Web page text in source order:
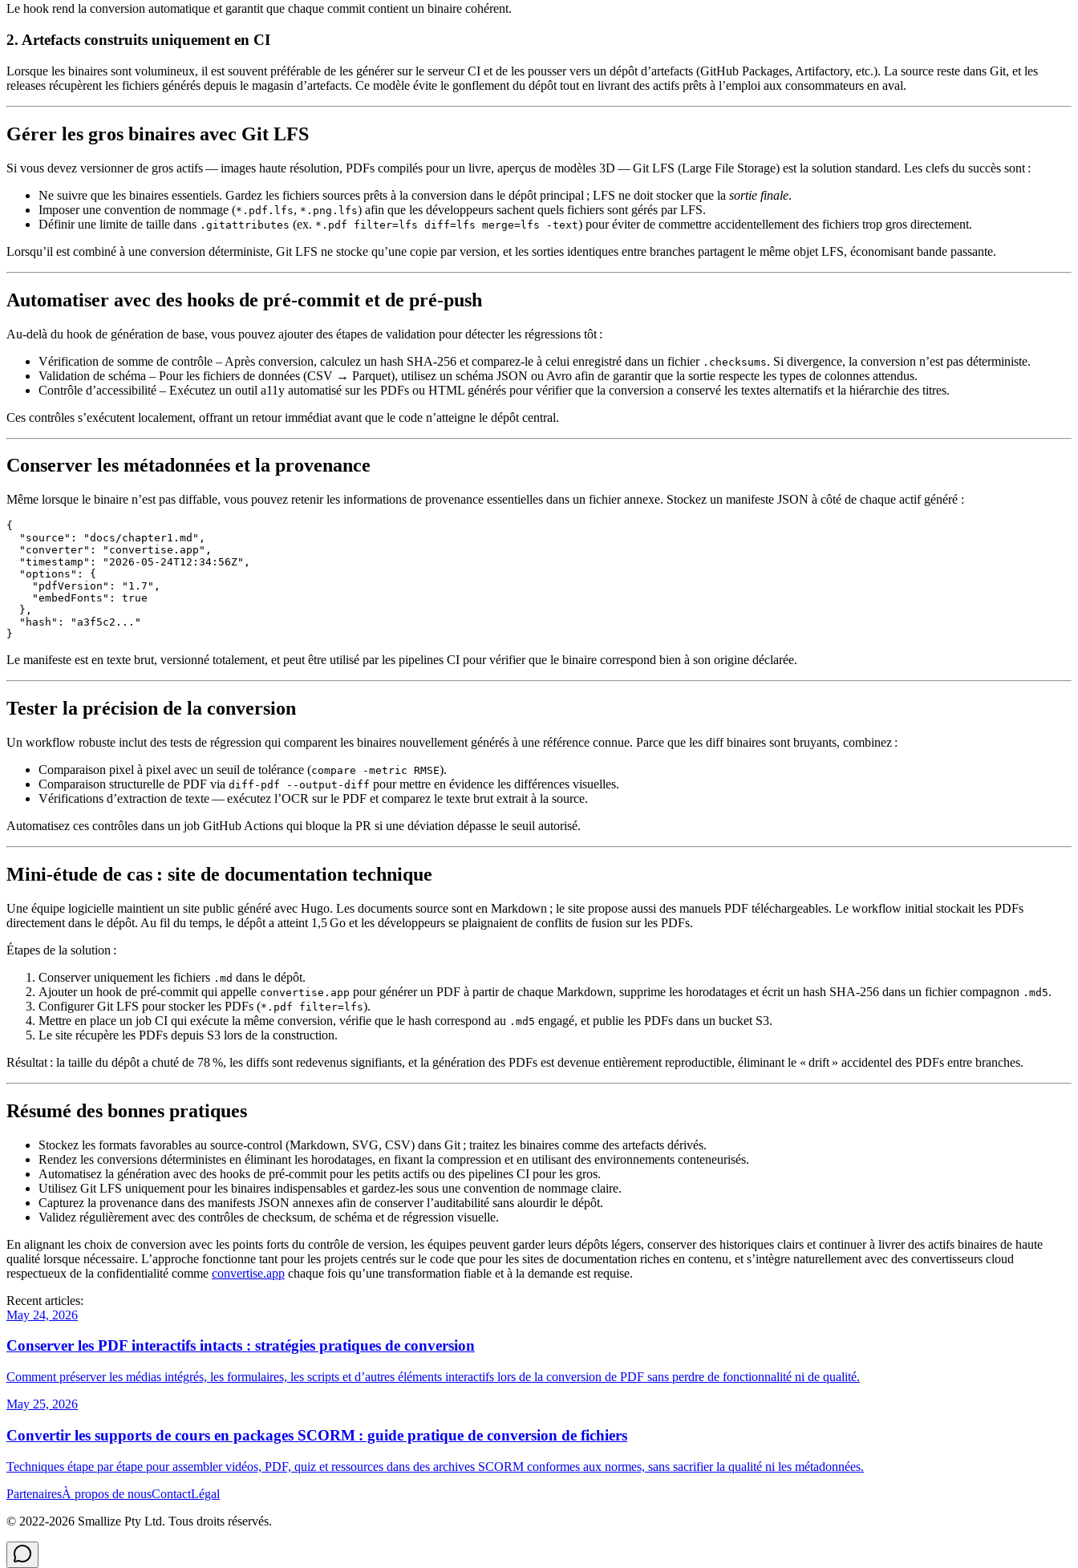
Le hook rend la conversion automatique et garantit que chaque commit contient un binaire cohérent.
2. Artefacts construits uniquement en CI
Lorsque les binaires sont volumineux, il est souvent préférable de les générer sur le serveur CI et de les pousser vers un dépôt d’artefacts (GitHub Packages, Artifactory, etc.). La source reste dans Git, et les
releases récupèrent les fichiers générés depuis le magasin d’artefacts. Ce modèle évite le gonflement du dépôt tout en livrant des actifs prêts à l’emploi aux consommateurs en aval.
Gérer les gros binaires avec Git LFS
Si vous devez versionner de gros actifs — images haute résolution, PDFs compilés pour un livre, aperçus de modèles 3D — Git LFS (Large File Storage) est la solution standard. Les clefs du succès sont :
Ne suivre que les binaires essentiels. Gardez les fichiers sources prêts à la conversion dans le dépôt principal ; LFS ne doit stocker que la sortie finale.
Imposer une convention de nommage (*.pdf.lfs, *.png.lfs) afin que les développeurs sachent quels fichiers sont gérés par LFS.
Définir une limite de taille dans .gitattributes (ex. *.pdf filter=lfs diff=lfs merge=lfs -text) pour éviter de commettre accidentellement des fichiers trop gros directement.
Lorsqu’il est combiné à une conversion déterministe, Git LFS ne stocke qu’une copie par version, et les sorties identiques entre branches partagent le même objet LFS, économisant bande passante.
Automatiser avec des hooks de pré‑commit et de pré‑push
Au‑delà du hook de génération de base, vous pouvez ajouterdes étapes de validation pour détecter les régressions tôt :
Vérification de somme de contrôle – Après conversion, calculez un hash SHA‑256 et comparez‑le à celui enregistré dans un fichier .checksums. Si divergence, la conversion n’est pas déterministe.
Validation de schéma – Pour les fichiers de données (CSV → Parquet), utilisez un schéma JSON ou Avro afin de garantir que la sortie respecte les types de colonnes attendus.
Contrôle d’accessibilité – Exécutez un outil a11y automatisé sur les PDFs ou HTML générés pour vérifier que la conversion a conservé les textes alternatifs et la hiérarchie des titres.
Ces contrôles s’exécutent localement, offrant un retour immédiat avant que le code n’atteigne le dépôt central.
Conserver les métadonnées et la provenance
Même lorsque le binaire n’est pas diffable, vous pouvez retenir les informations de provenance essentielles dans un fichier annexe. Stockez un manifeste JSON à côté de chaque actif généré :
{
  "source": "docs/chapter1.md",
  "converter": "convertise.app",
  "timestamp": "2026-05-24T12:34:56Z",
  "options": {
    "pdfVersion": "1.7",
    "embedFonts": true
  },
  "hash": "a3f5c2..."
Le manifeste est en texte brut, versionné totalement, et peut être utilisé par les pipelines CI pour vérifier que le binaire correspond bien à son origine déclarée.
Tester la précision de la conversion
Un workflow robuste inclut des tests de régression qui comparent les binaires nouvellement générés à une référence connue. Parce que les diff binaires sont bruyants, combinez :
Comparaison pixel à pixel avec un seuil de tolérance (compare -metric RMSE).
Comparaison structurelle de PDF via diff-pdf --output-diff pour mettre en évidence les différences visuelles.
Vérifications d’extraction de texte— exécutez l’OCR sur le PDF et comparez le texte brut extrait à la source.
Automatisez ces contrôles dans un job GitHub Actions qui bloque la PR si une déviation dépasse le seuil autorisé.
Mini‑étude de cas : site de documentation technique
Une équipe logicielle maintient un site public généré avec Hugo. Les documents source sont en Markdown ; le site propose aussi des manuels PDF téléchargeables. Le workflow initial stockait les PDFs
directement dans le dépôt. Au fil du temps, le dépôt a atteint 1,5 Go et les développeurs se plaignaient de conflits de fusion sur les PDFs.
Étapes de la solution :
Conserver uniquement les fichiers .md dans le dépôt.
Ajouter un hook de pré‑commit qui appelle convertise.app pour générer un PDF à partir de chaque Markdown, supprime les horodatages et écrit un hash SHA‑256 dans un fichier compagnon .md5.
Configurer Git LFS pour stocker les PDFs (*.pdf filter=lfs).
Mettre en place un job CI qui exécute la même conversion, vérifie que le hash correspond au .md5 engagé, et publie les PDFs dans un bucket S3.
Le site récupère les PDFs depuis S3 lors de la construction.
Résultat : la taille du dépôt a chuté de 78 %, les diffs sont redevenus signifiants, et la génération des PDFs est devenue entièrement reproductible, éliminant le « drift » accidentel des PDFs entre branches.
Résumé des bonnes pratiques
Stockez les formats favorables au source‑control (Markdown, SVG, CSV) dans Git ; traitez les binaires comme des artefacts dérivés.
Rendez les conversions déterministes en éliminant les horodatages, en fixant la compression et en utilisant des environnements conteneurisés.
Automatisez la génération avec des hooks de pré‑commit pour les petits actifs ou des pipelines CI pour les gros.
Utilisez Git LFS uniquement pour les binaires indispensables et gardez‑les sous une convention de nommage claire.
Capturez la provenance dans des manifests JSON annexes afin de conserver l’auditabilité sans alourdir le dépôt.
Validez régulièrement avec des contrôles de checksum, de schéma et de régression visuelle.
En alignant les choix de conversion avec les points forts du contrôle de version, les équipes peuvent garder leurs dépôts légers, conserver des historiques clairs et continuer à livrer des actifs binaires de haute
qualité lorsque nécessaire. L’approche fonctionne tant pour les projets centrés sur le code que pour les sites de documentation riches en contenu, et s’intègre naturellement avec des convertisseurs cloud
respectueux de la confidentialité comme convertise.app chaque fois qu’une transformation fiable et à la demande est requise.
Recent articles:
May 24, 2026
Conserver les PDF interactifs intacts : stratégies pratiques de conversion
Comment préserver les médias intégrés, les formulaires, les scripts et d’autres éléments interactifs lors de la conversion de PDF sans perdre de fonctionnalité ni de qualité.
May 25, 2026
Convertir les supports de cours en packages SCORM : guide pratique de conversion de fichiers
Techniques étape par étape pour assembler vidéos, PDF, quiz et ressources dans des archives SCORM conformes aux normes, sans sacrifier la qualité ni les métadonnées.
PartenairesÀ propos de nousContactLégal
© 2022-2026 Smallize Pty Ltd. Tous droits réservés.